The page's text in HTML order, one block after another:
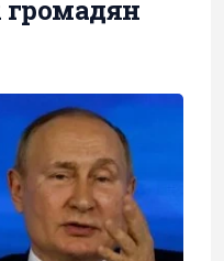
громадян